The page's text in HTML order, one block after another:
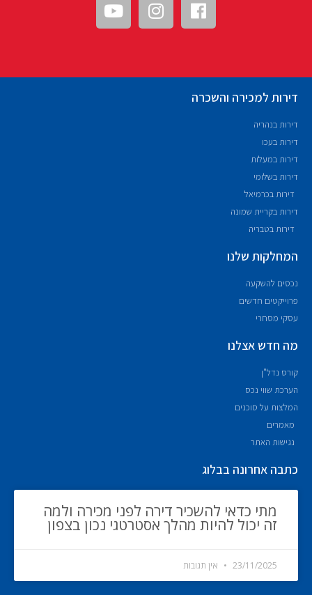
דירות למכירה והשכרה
דירות בנהריה
דירות בעכו
דירות במעלות
דירות בשלומי
דירות בכרמיאל
דירות בקריית שמונה
דירות בטבריה
המחלקות שלנו
נכסים להשקעה
פרוייקטים חדשים
עסקי מסחרי
מה חדש אצלנו
קורס נדל"ן
הערכת שווי נכס
המלצות על סוכנים
מאמרים
נגישות האתר
כתבה אחרונה בבלוג
מתי כדאי להשכיר דירה לפני מכירה ולמה
זה יכול להיות מהלך אסטרטגי נכון בצפון
23/11/2025 אין תגובות